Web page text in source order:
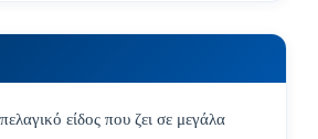
είδος που ζει σε μεγάλα